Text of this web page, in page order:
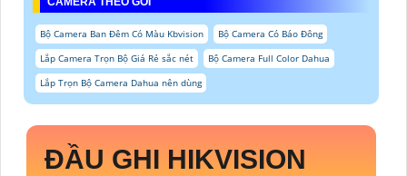
Bộ Camera Ban Đêm Có Màu Kbvision
Bộ Camera Có Báo Đông
Lắp Camera Trọn Bộ Giá Rẻ sắc nét
Bộ Camera Full Color Dahua
Lắp Trọn Bộ Camera Dahua nên dùng
ĐẦU GHI HIKVISION